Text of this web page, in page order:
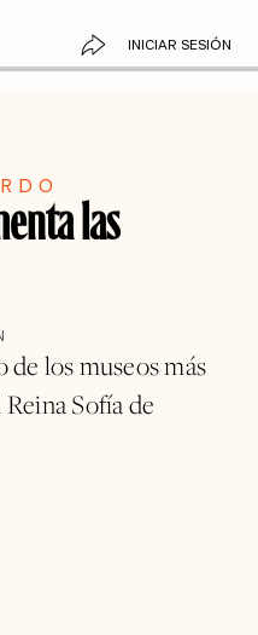
INICIAR SESIÓN
las
los museos más
Sofía de